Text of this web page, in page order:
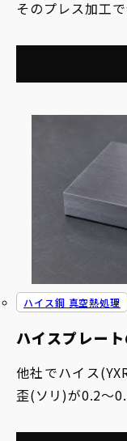
そのプレス加工
また、パンチに
ハイスプレー
ハイス鋼 真空熱処理
他社でハイス
歪(ソリ)が0.2〜